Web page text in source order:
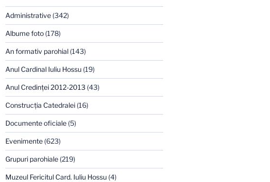
Administrative(342)
Albume foto(178)
An formativ parohial(143)
Anul Cardinal Iuliu Hossu (19)
Anul Credinţei 2012-2013 (43)
Construcţia Catedralei(16)
Documente oficiale(5)
Evenimente(623)
Grupuri parohiale(219)
Muzeul Fericitul Card. Iuliu Hossu (4)